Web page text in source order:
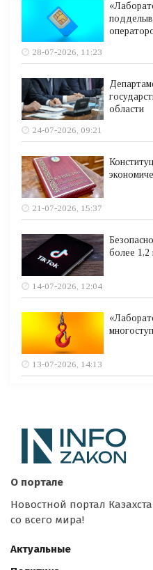
28-07-2026, 11:23
области
24-07-2026, 09:21
21-07-2026, 15:37
более 1,2
14-07-2026, 12:04
13-07-2026, 14:13
О портале
Новостной портал
со всего мира!
Актуальные